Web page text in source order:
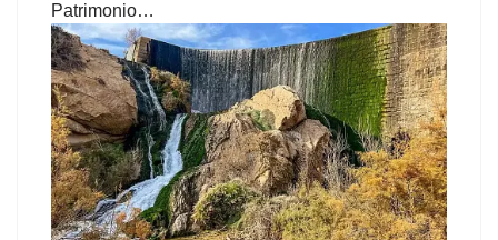
Patrimonio…